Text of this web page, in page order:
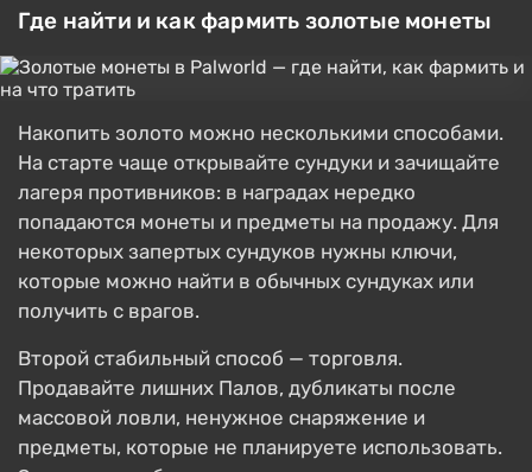
Где найти и как фармить золотые монеты
Накопить золото можно несколькими способами.
На старте чаще открывайте сундуки и зачищайте
лагеря противников: в наградах нередко
попадаются монеты и предметы на продажу. Для
некоторых запертых сундуков нужны ключи,
которые можно найти в обычных сундуках или
получить с врагов.
Второй стабильный способ — торговля.
Продавайте лишних Палов, дубликаты после
массовой ловли, ненужное снаряжение и
предметы, которые не планируете использовать.